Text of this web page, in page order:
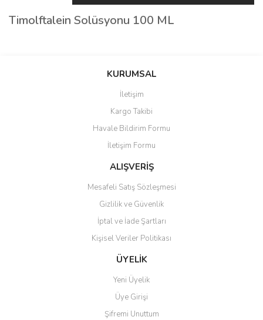
Timolftalein Solüsyonu 100 ML
Bu ürüne ilk yorumu siz yapın!
Ürün resmi kalitesiz, bozuk veya görüntülenemiyor.
Ürün açıklamasında eksik bilgiler bulunuyor.
Ürün bilgilerinde hatalar bulunuyor.
Ürün fiyatı diğer sitelerden daha pahalı.
Gönder
KURUMSAL
İletişim
Kargo Takibi
Havale Bildirim Formu
İletişim Formu
ALIŞVERİŞ
Mesafeli Satış Sözleşmesi
Gizlilik ve Güvenlik
İptal ve İade Şartları
Kişisel Veriler Politikası
ÜYELİK
Yeni Üyelik
Üye Girişi
Şifremi Unuttum